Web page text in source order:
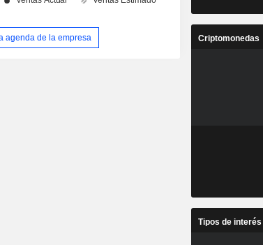
agenda de la empresa Criptomonedas
Tipos de interés